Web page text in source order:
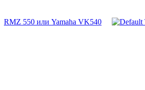
RMZ 550 или Yamaha VK540